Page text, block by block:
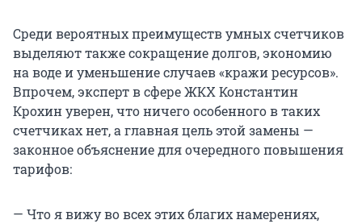
Среди вероятных преимуществ умных счетчиков
выделяют также сокращение долгов, экономию
на воде и уменьшение случаев «кражи ресурсов».
Впрочем, эксперт в сфере ЖКХ Константин
Крохин уверен, что ничего особенного в таких
счетчиках нет, а главная цель этой замены —
законное объяснение для очередного повышения
тарифов:
— Что я вижу во всех этих благих намерениях,